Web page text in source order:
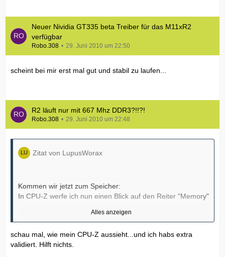
Neuer Nividia GT335 beta Treiber für das M11xR2
verfügbar
Robo.308 29. Juni 2010 um 22:50
scheint bei mir erst mal gut und stabil zu laufen...
R2 läuft nur mit 667 Mhz DDR3?!!?!
Robo.308 29. Juni 2010 um 22:48
Zitat von LupusWorax
Kommen wir jetzt zum Speicher:
In CPU-Z werfe ich nun einen Blick auf den Reiter "Memory"
Typ: DDR3
Size: 2048Mbytes
Alles anzeigen
schau mal, wie mein CPU-Z aussieht...und ich habs extra
validiert. Hilft nichts.